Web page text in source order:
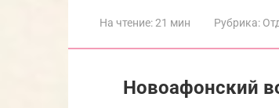
На чтение:21 мин Рубрика:
Новоафонский